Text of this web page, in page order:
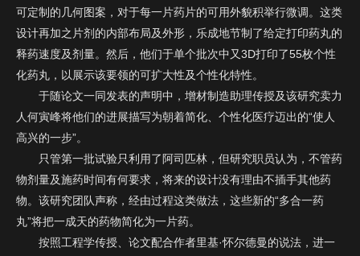
可定制的几何图案，对于每一片药片的可用外貌积举行微调。这类
设计再加之片剂的内部布局及外形，乐成地节制了给定打印药丸的
释药速度及剂量。然后，他们于单个批次中又3D打印了55枚个性
化药丸，以展示该要领的可扩大性及个性化特性。
于随论文一同发表的声明中，增材制造助理传授及该研究卖力
人何寅峰将他们的进展描写为朝着简化、个性化医疗迈出的“使人
高兴的一步”。
只管第一批试验只利用了阿司匹林，但研究职员认为，不管药
物剂量及施药时间有何要求，将来的设计没有理由不插手其他药
物。该研究团队声称，经由过程这类做法，这些新的“多合一药
丸”将把一成天的药物简化为一片药。
按照工程学传授、论文配合作者里基·怀尔德曼的说法，进一
欢迎您预约304am永利集
团全球创新展示中心！请
您填写表单，304am永利
集团将竭诚为您服务，谢
谢！